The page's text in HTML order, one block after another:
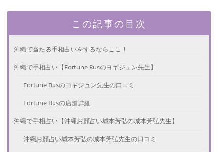
この記事の目次
沖縄で当たる手相占いをするならここ！
沖縄で手相占い【Fortune Busのヨギジュン先生】
Fortune Busのヨギジュン先生の口コミ
Fortune Busの店舗詳細
沖縄で手相占い【沖縄お顔占い城本芳弘の城本芳弘先生】
沖縄お顔占い城本芳弘の城本芳弘先生の口コミ